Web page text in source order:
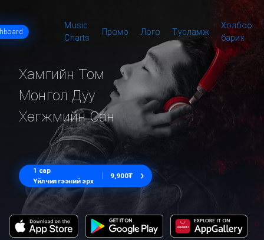
Music
Charts
Промо Лого Тусламж
Холбоо
барих
Хамгийн Том
Монгол Дуу
Хөгжмийн Сан
1 сар
Үйлчилгээний эрх
9,900₮